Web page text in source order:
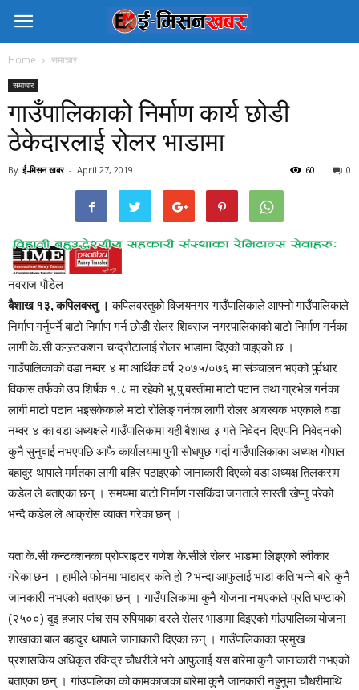
Home समाचार
समाचार
गाउँपालिकाको निर्माण कार्य छोडी
ठेकेदारलाई रोलर भाडामा
By ई-मिसन खबर - April 27, 2019 0
60
नवराज पौडेल
बैशाख १३, कपिलवस्तु । कपिलवस्तुको विजयनगर गाउँपालिकाले आफ्नो गाउँपालिकाले
निर्माण गर्नुपर्ने बाटो निर्माण गर्न छोडीे रोलर शिवराज नगरपालिकाको बाटो निर्माण गर्नका
लागी के.सी कन्स्र्टकशन चन्द्रौटालाई रोलर भाडामा दिएको पाइएको छ ।
गाउँपालिकाको वडा नम्वर ४ मा आर्थिक वर्ष २०७५/०७६ मा संञ्चालन भएको पुर्वधार
विकास तर्फको उप शिर्षक १.८ मा रहेको भु.पु बस्तीमा माटो पटान तथा गा्रभेल गर्नका
लागी माटो पटान भइसकेकाले माटो रोलिङ् गर्नका लागी रोलर आवस्यक भएकाले वडा
नम्वर ४ का वडा अध्यक्षले गाउँपालिकामा यही बैशाख ३ गते निवेदन दिएपनि निवेदनको
कुनै सुनुवाई नभएपछि आफै कार्यालयमा पुगी सोधपुछ गर्दा गाउँपालिकाका अध्यक्ष गोपाल
बहादुर थापाले मर्मतका लागी बाहिर पठाइएको जानाकारी दिएको वडा अध्यक्ष तिलकराम
कडेल ले बताएका छन् । समयमा बाटो निर्माण नसकिंदा जनताले सास्ती खेप्नु परेको
भन्दै कडेल ले आक्रोस व्याक्त गरेका छन् ।
यता के.सी कन्टक्शनका प्रोपराइटर गणेश के.सीले रोलर भाडामा लिइएको स्वीकार
गरेका छन । हामीले फोनमा भाडादर कति हो ? भन्दा आफुलाई भाडा कति भन्ने बारे कुनै
जानकारी नभएको बताएका छन् । गाउँपालिकामा कुनै योजना नभएकाले प्रति घण्टाको
(२५००) दुइ हजार पांच सय रुपियाका दरले रोलर भाडामा दिइएको गांउपालिका योजना
शाखाका बाल बहादुर थापाले जानाकारी दिएका छन् । गाउँपालिकाका प्रमुख
प्रशासकिय अधिकृत रविन्द्र चौधरीले भने आफुलाई यस बारेमा कुनै जानाकारी नभएको
बताएका छन् । गांउपालिका को कामकाजका बारेमा कुनै जानकारी नहुनुमा चौधरीमाथि